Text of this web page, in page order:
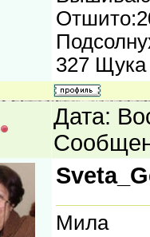
327 Щука
Дата:
Мила